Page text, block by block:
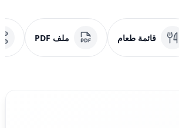
قائمة طعام ملف PDF